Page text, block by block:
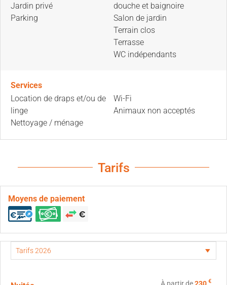
Jardin privé
Parking
douche et baignoire
Salon de jardin
Terrain clos
Terrasse
WC indépendants
Services
Location de draps et/ou de
linge
Nettoyage / ménage
Wi-Fi
Animaux non acceptés
Tarifs
Moyens de paiement
À partir de230 €